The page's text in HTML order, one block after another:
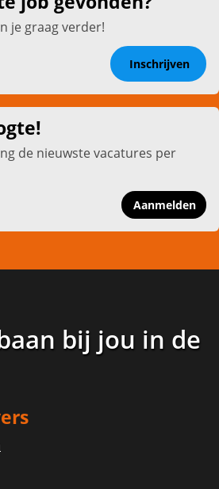
je graag verder!
Inschrijven
de nieuwste vacatures per
Aanmelden
bij jou in de